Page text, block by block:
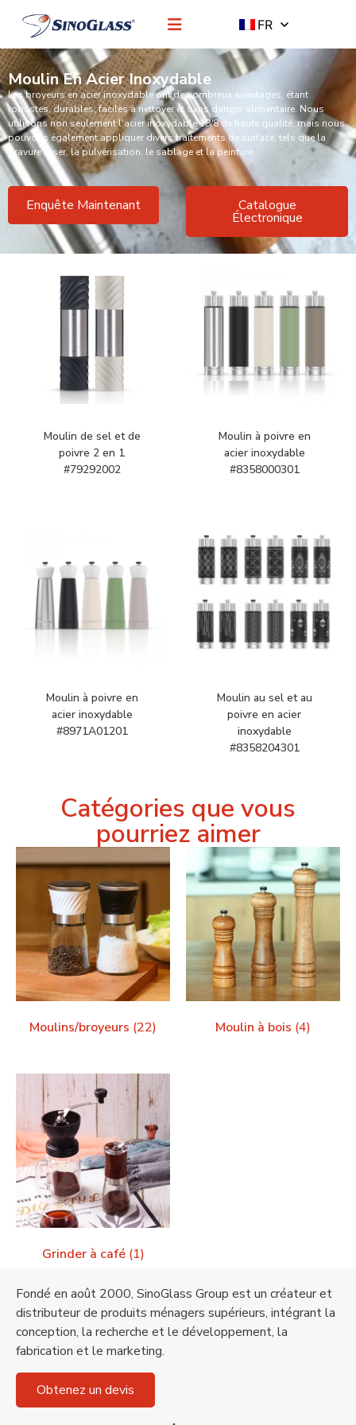
FR
Moulin En Acier Inoxydable
Les broyeurs en acier inoxydable ont de nombreux avantages, étant
robustes, durables, faciles à nettoyer et sans danger alimentaire. Nous
utilisons non seulement l'acier inoxydable 18/8 de haute qualité, mais nous
pouvons également appliquer divers traitements de surface, tels que la
gravure laser, la pulvérisation, le sablage et la peinture.
Enquête Maintenant Catalogue
Électronique
Moulin de sel et de
poivre 2 en 1
#79292002
Moulin à poivre en
acier inoxydable
#8358000301
Moulin à poivre en
acier inoxydable
#8971A01201
Moulin au sel et au
poivre en acier
inoxydable
#8358204301
Catégories que vous
pourriez aimer
Moulins/broyeurs (22) Moulin à bois (4)
Grinder à café (1)
Fondé en août 2000, SinoGlass Group est un créateur et
distributeur de produits ménagers supérieurs, intégrant la
conception, la recherche et le développement, la
fabrication et le marketing.
Obtenez un devis